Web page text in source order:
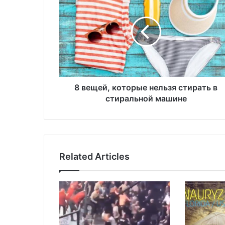
в
е
щ
е
й
,
к
о
ы
л
ь
з
я
с
т
и
8 вещей, которые нельзя стирать в
стиральной машине
Related Articles